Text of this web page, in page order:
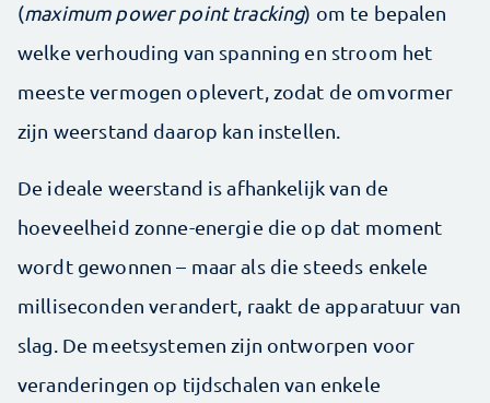
(maximum power point tracking) om te bepalen
welke verhouding van spanning en stroom het
meeste vermogen oplevert, zodat de omvormer
zijn weerstand daarop kan instellen.
De ideale weerstand is afhankelijk van de
hoeveelheid zonne-energie die op dat moment
wordt gewonnen – maar als die steeds enkele
milliseconden verandert, raakt de apparatuur van
slag. De meetsystemen zijn ontworpen voor
veranderingen op tijdschalen van enkele